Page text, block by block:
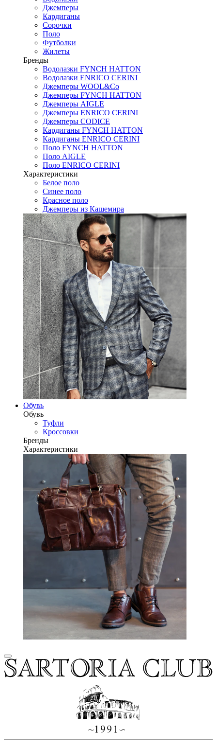
Джемперы
Кардиганы
Сорочки
Поло
Футболки
Жилеты
Бренды
Водолазки FYNCH HATTON
Водолазки ENRICO CERINI
Джемперы WOOL&Co
Джемперы FYNCH HATTON
Джемперы AIGLE
Джемперы ENRICO CERINI
Джемперы CODICE
Кардиганы FYNCH HATTON
Кардиганы ENRICO CERINI
Поло FYNCH HATTON
Поло AIGLE
Поло ENRICO CERINI
Характеристики
Белое поло
Синее поло
Красное поло
Джемперы из Кашемира
Обувь
Обувь
Туфли
Кроссовки
Бренды
Характеристики